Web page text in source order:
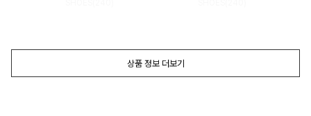
상품 정보 더보기